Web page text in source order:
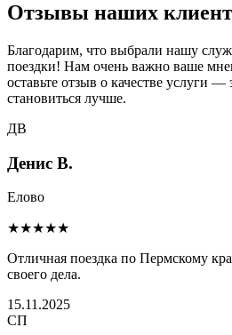
Отзывы наших
Благодарим, что выбрали нашу
поездки! Нам очень важно ваше
оставьте отзыв о качестве услуги
становиться лучше.
ДВ
Денис В.
Елово
★★★★★
Отличная поездка по Пермскому
своего дела.
15.11.2025
СП